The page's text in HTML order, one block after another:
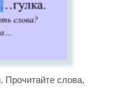
Прочитайте слова,